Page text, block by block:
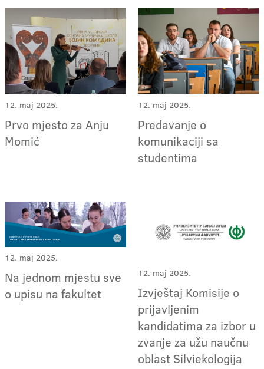
12. maj 2025.
Prvo mjesto za Anju
Momić
12. maj 2025.
Predavanje o
komunikaciji sa
studentima
12. maj 2025.
Na jednom mjestu sve
o upisu na fakultet
12. maj 2025.
Izvještaj Komisije o
prijavljenim
kandidatima za izbor u
zvanje za užu naučnu
oblast Silviekologija